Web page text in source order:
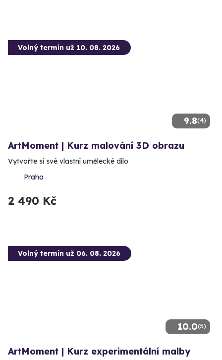
9.8(4)
Volný termín už 10. 08. 2026
ArtMoment | Kurz malování 3D obrazu
Vytvořte si své vlastní umělecké dílo
Praha
2 490 Kč
10.0(5)
Volný termín už 06. 08. 2026
ArtMoment | Kurz experimentální malby